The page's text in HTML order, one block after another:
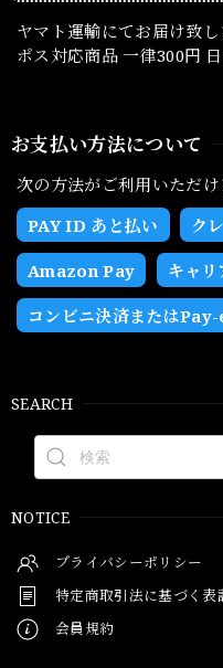
ヤマト運輸にてお届け致
ポス対応商品 一律300円
お支払い方法について
次の方法がご利用いただけ
PAY ID あと払い
ク
Amazon Pay キャ
コンビニ決済または
SEARCH
NOTICE
プライバシーポリシー
特定商取引法に基づく表
会員規約